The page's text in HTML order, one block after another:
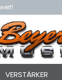
VERSTÄRKER